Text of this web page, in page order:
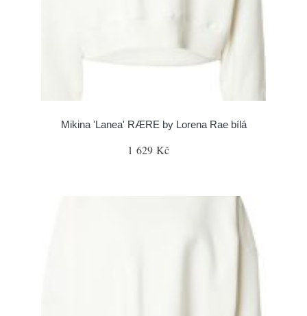
Mikina 'Lanea' RÆRE by Lorena Rae bílá
1 629 Kč